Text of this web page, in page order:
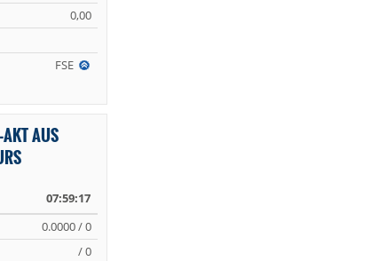
0,00
FSE
AUS
07:59:17
0.0000 / 0
/ 0